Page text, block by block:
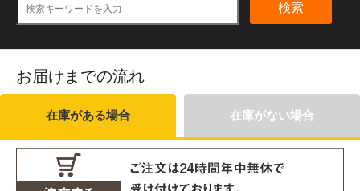
検索
お届けまでの流れ
在庫がある場合 在庫がない場合